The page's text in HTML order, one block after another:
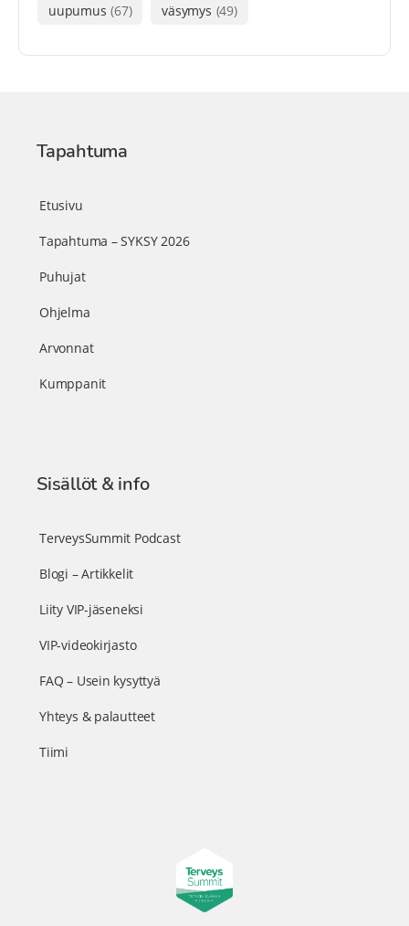
uupumus (67) väsymys (49)
Tapahtuma
Etusivu
Tapahtuma – SYKSY 2026
Puhujat
Ohjelma
Arvonnat
Kumppanit
Sisällöt & info
TerveysSummit Podcast
Blogi – Artikkelit
Liity VIP-jäseneksi
VIP-videokirjasto
FAQ – Usein kysyttyä
Yhteys & palautteet
Tiimi